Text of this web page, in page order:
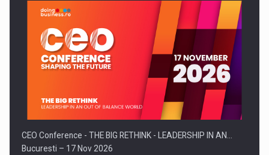
CEO Conference - THE BIG RETHINK - LEADERSHIP IN AN…
Bucuresti – 17 Nov 2026